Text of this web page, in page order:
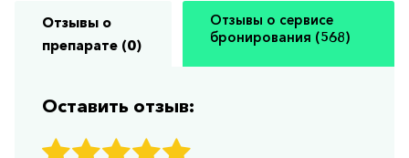
Отзывы о
препарате (0)
Отзывы о сервисе
бронирования (568)
Оставить отзыв: